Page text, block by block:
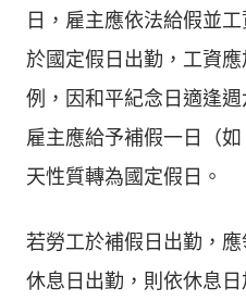
日，雇主應依法給假並
於國定假日出勤，工資
例，因和平紀念日適逢
雇主應給予補假一日（
天性質轉為國定假日。
若勞工於補假日出勤，
休息日出勤，則依休息